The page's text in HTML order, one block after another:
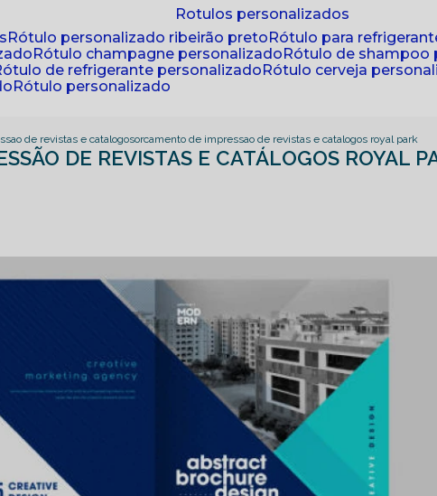
rotulos personalizados
rótulo personalizado ribeirão preto
rótulo para
rótulo champagne personalizado
rótulo de shampoo
rótulo de refrigerante personalizado rótulo cerveja
rótulo personalizado
de revistas e catalogosorcamento de impressao de revistas e catalogos royal park
DE REVISTAS E CATÁLOGOS ROYAL